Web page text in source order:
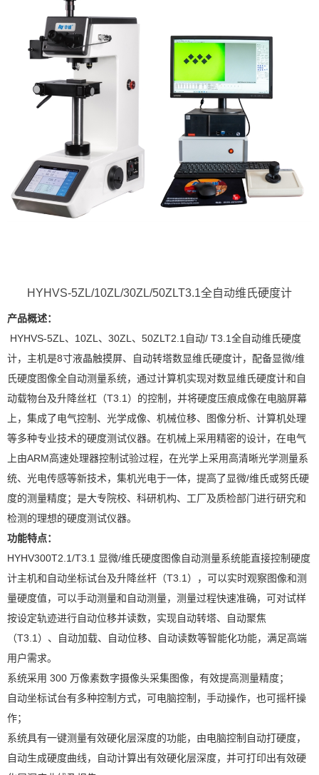
HYHVS-5ZL/10ZL/30ZL/50ZLT3.1全自动维氏硬度计
产品概述：
HYHVS-5ZL、10ZL、30ZL、50ZLT2.1自动/ T3.1全自动维氏硬度
计，主机是8寸液晶触摸屏、自动转塔数显维氏硬度计，配备显微/维
氏硬度图像全自动测量系统，通过计算机实现对数显维氏硬度计和自
动载物台及升降丝杠（T3.1）的控制，并将硬度压痕成像在电脑屏幕
上，集成了电气控制、光学成像、机械位移、图像分析、计算机处理
等多种专业技术的硬度测试仪器。在机械上采用精密的设计，在电气
上由ARM高速处理器控制试验过程，在光学上采用高清晰光学测量系
统、光电传感等新技术，集机光电于一体，提高了显微/维氏或努氏硬
度的测量精度；是大专院校、科研机构、工厂及质检部门进行研究和
检测的理想的硬度测试仪器。
功能特点：
HYHV300T2.1/T3.1 显微/维氏硬度图像自动测量系统能直接控制硬度
计主机和自动坐标试台及升降丝杆（T3.1），可以实时观察图像和测
量硬度值，可以手动测量和自动测量，测量过程快速准确，可对试样
按设定轨迹进行自动位移并读数，实现自动转塔、自动聚焦
（T3.1）、自动加载、自动位移、自动读数等智能化功能，满足高端
用户需求。
系统采用 300 万像素数字摄像头采集图像，有效提高测量精度；
自动坐标试台有多种控制方式，可电脑控制，手动操作，也可摇杆操
作；
系统具有一键测量有效硬化层深度的功能，由电脑控制自动打硬度，
自动生成硬度曲线，自动计算出有效硬化层深度，并可打印出有效硬